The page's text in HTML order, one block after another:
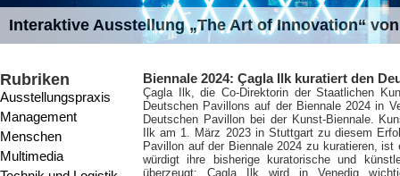
Interaktive Ausstellung „The Art of Innovation“
Rubriken
Ausstellungspraxis
Management
Menschen
Multimedia
Biennale 2024: Çagla Ilk kuratiert den
Çagla Ilk, die Co-Direktorin der Staatlichen
Deutschen Pavillons auf der Biennale 2024 in
Deutschen Pavillon bei der Kunst-Biennale.
Ilk am 1. März 2023 in Stuttgart zu diesem
Pavillon auf der Biennale 2024 zu kuratieren,
würdigt ihre bisherige kuratorische und
überzeugt: Çagla Ilk wird in Venedig